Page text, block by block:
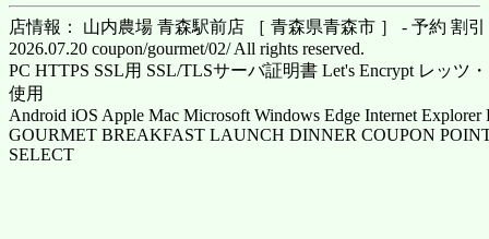
店情報： 山内農場 青森駅前店 ［ 青森県青森市 ］ - 予約 割
2026.07.20 coupon/gourmet/02/ All rights reserved.
PC HTTPS SSL用 SSL/TLSサーバ証明書 Let's Encrypt レッツ
使用
Android iOS Apple Mac Microsoft Windows Edge Internet Explorer
GOURMET BREAKFAST LAUNCH DINNER COUPON
SELECT